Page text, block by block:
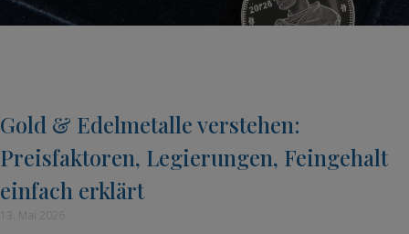
Gold & Edelmetalle verstehen:
Preisfaktoren, Legierungen, Feingehalt
einfach erklärt